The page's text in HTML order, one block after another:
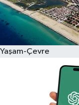
Yaşam-Çevre